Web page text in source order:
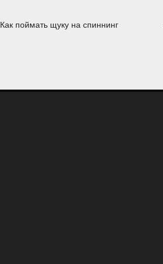
Как поймать щуку на спиннинг